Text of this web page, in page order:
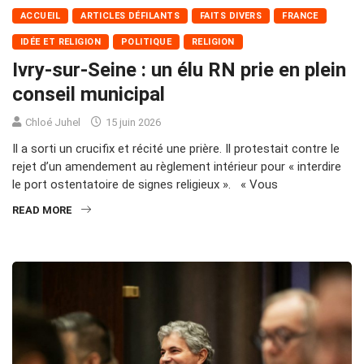
ACCUEIL ARTICLES DÉFILANTS FAITS DIVERS FRANCE
IDÉE ET RELIGION POLITIQUE RELIGION
Ivry-sur-Seine : un élu RN prie en plein
conseil municipal
Chloé Juhel 15 juin 2026
Il a sorti un crucifix et récité une prière. Il protestait contre le
rejet d’un amendement au règlement intérieur pour « interdire
le port ostentatoire de signes religieux ». « Vous
READ MORE